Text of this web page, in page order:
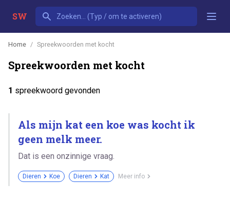
SW
Home Spreekwoorden met kocht
Spreekwoorden met kocht
1 spreekwoord gevonden
Als mijn kat een koe was kocht ik
geen melk meer.
Dat is een onzinnige vraag.
Dieren Koe Dieren Kat Meer info